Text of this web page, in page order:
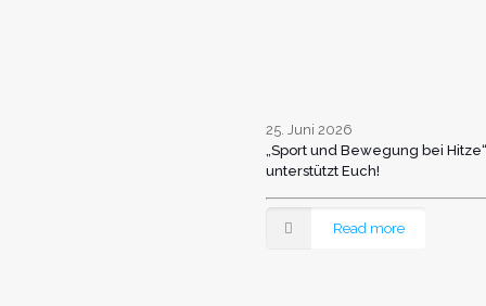
25. Juni 2026
„Sport und Bewegung bei
unterstützt Euch!
Read more